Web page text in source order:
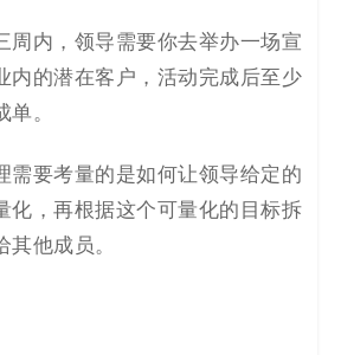
周内，领导需要你去举办一场宣
内的潜在客户，活动完成后至少
。
需要考量的是如何让领导给定的
化，再根据这个可量化的目标拆
他成员。